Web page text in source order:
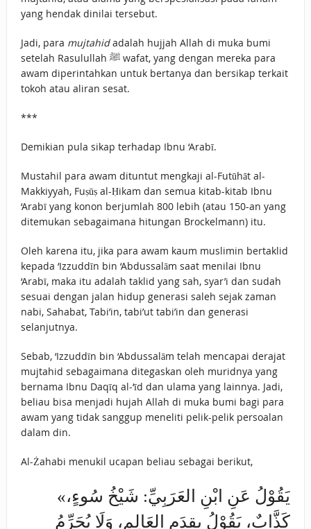
yang hendak dinilai tersebut.
Jadi, para mujtahidadalah hujjah Allah di muka bumi
setelah Rasulullah ﷺ wafat, yang dengan mereka para
awam diperintahkan untuk bertanya dan bersikap terkait
tokoh atau aliran sesat.
***
Demikian pula sikap terhadap Ibnu ‘Arabī.
Mustahil para awam dituntut mengkaji al-Futūhāt al-
Makkiyyah, Fuṣūṣ al-Ḥikam dan semua kitab-kitab Ibnu
‘Arabī yang konon berjumlah 800 lebih (atau 150-an yang
ditemukan sebagaimana hitungan Brockelmann) itu.
Oleh karena itu, jika para awam kaum muslimin bertaklid
kepada ‘Izzuddīn bin ‘Abdussalām saat menilai Ibnu
‘Arabī, maka itu adalah taklid yang sah, syar’i dan sudah
sesuai dengan jalan hidup generasi saleh sejak zaman
nabi, Sahabat, Tabi’in, tabi’ut tabi’in dan generasi
selanjutnya.
Sebab, ‘Izzuddīn bin ‘Abdussalām telah mencapai derajat
mujtahid sebagaimana ditegaskan oleh muridnya yang
bernama Ibnu Daqīq al-‘īd dan ulama yang lainnya. Jadi,
beliau bisa menjadi hujah Allah di muka bumi bagi para
awam yang tidak sanggup meneliti pelik-pelik persoalan
dalam din.
Al-Żahabi menukil ucapan beliau sebagai berikut,
«يَقُوْلُ عَنِ ابْنِ العَرَبِيِّ: شَيْخُ سُوءٍ،
كَذَّابٌ، يَقُوْلُ بِقِدَمِ العَالِمِ، وَلَا يُحَرِّمُ